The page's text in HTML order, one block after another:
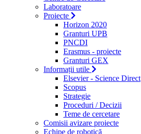
Laboratoare
Proiecte
Horizon 2020
Granturi UPB
PNCDI
Erasmus - proiecte
Granturi GEX
Informații utile
Elsevier - Science Direct
Scopus
Strategie
Proceduri / Decizii
Teme de cercetare
Comisii avizare proiecte
Echipe de robotică